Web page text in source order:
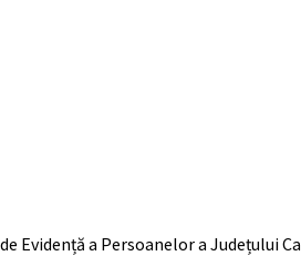
Evidență a Persoanelor a Județului